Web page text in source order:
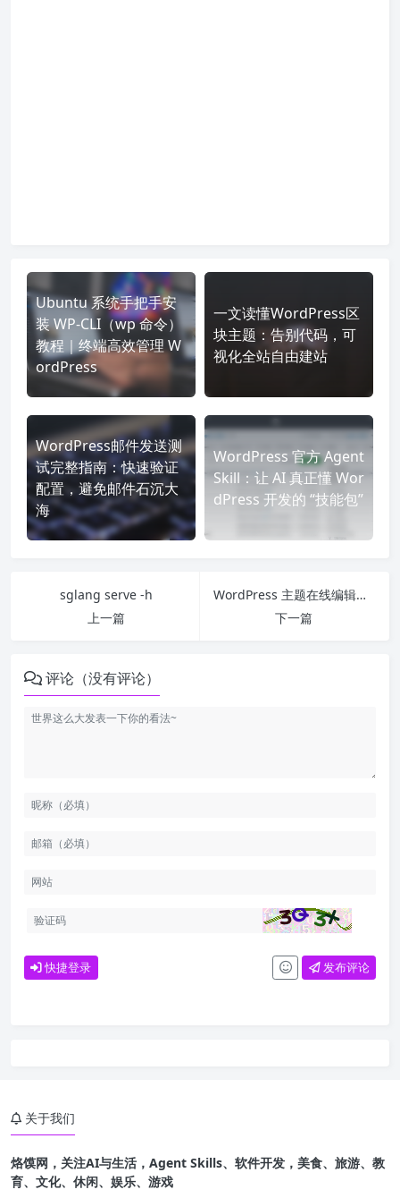
Ubuntu 系统手把手安
装 WP-CLI（wp 命令）
教程｜终端高效管理 W
ordPress
一文读懂WordPress区
块主题：告别代码，可
视化全站自由建站
WordPress邮件发送测
试完整指南：快速验证
配置，避免邮件石沉大
海
WordPress 官方 Agent
Skill：让 AI 真正懂 Wor
dPress 开发的 “技能包”
sglang serve -h
上一篇
WordPress 主题在线编辑报错 loopback_request_failed 完整解决
下一篇
评论（没有评论）
快捷登录 发布评论
关于我们
烙馍网，关注AI与生活，Agent Skills、软件开发，美食、旅游、教
育、文化、休闲、娱乐、游戏